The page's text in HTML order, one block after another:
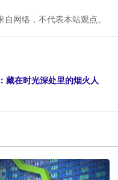
网络，不代表本站观点。
藏在时光深处里的烟火人